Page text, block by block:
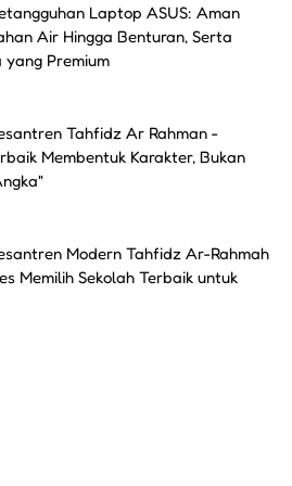
Laptop ASUS: Aman
Air Hingga Benturan, Serta
yang Premium
Tahfidz Ar Rahman -
Membentuk Karakter, Bukan
Modern Tahfidz Ar-Rahmah
Memilih Sekolah Terbaik untuk